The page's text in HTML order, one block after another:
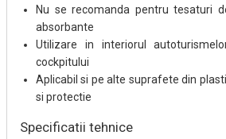
Nu se recomanda pentru tesaturi
absorbante
Utilizare in interiorul
cockpitului
Aplicabil si pe alte suprafete din
si protectie
Specificatii tehnice